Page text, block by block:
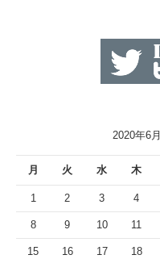
2020年6月
月 火 水 木
1 2 3 4
8 9 10 11
15 16 17 18